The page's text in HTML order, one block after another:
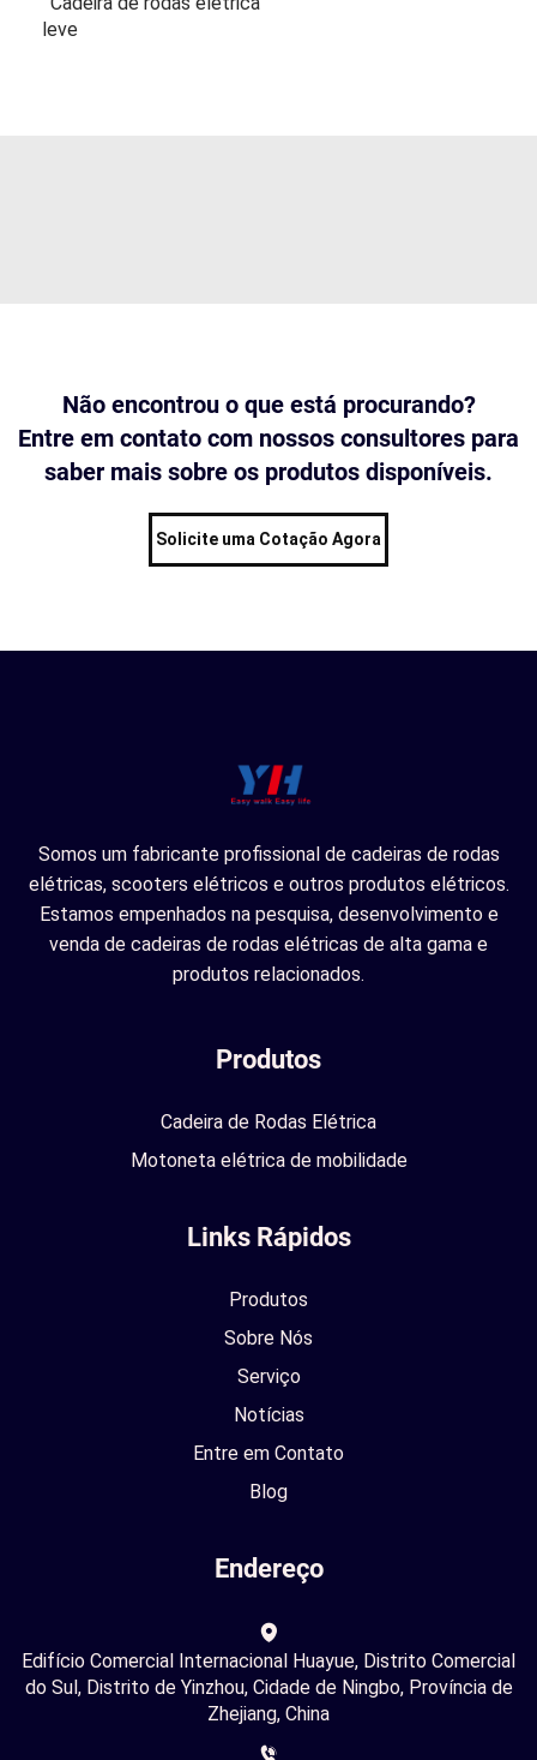
leve
Não encontrou o que está procurando?
Entre em contato com nossos consultores para
saber mais sobre os produtos disponíveis.
Solicite uma Cotação Agora
Somos um fabricante profissional de cadeiras de rodas
elétricas, scooters elétricos e outros produtos elétricos.
Estamos empenhados na pesquisa, desenvolvimento e
venda de cadeiras de rodas elétricas de alta gama e
produtos relacionados.
Produtos
Cadeira de Rodas Elétrica
Motoneta elétrica de mobilidade
Links Rápidos
Produtos
Sobre Nós
Serviço
Notícias
Entre em Contato
Blog
Endereço
Edifício Comercial Internacional Huayue, Distrito Comercial
do Sul, Distrito de Yinzhou, Cidade de Ningbo, Província de
Zhejiang, China